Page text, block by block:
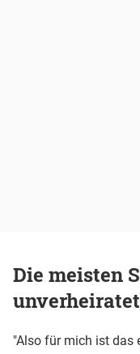
Die meisten
unverheiratet
"Also für mich ist das